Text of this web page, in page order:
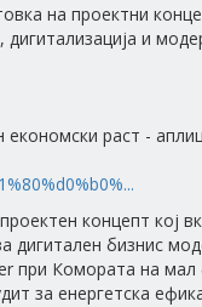
на проектни
и
раст -
концепт кој
дигитален бизнис
при Комората на
за енергетска